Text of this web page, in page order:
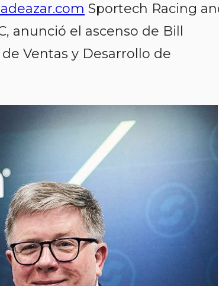
Sportech Racing
anunció el ascenso de Bill
Ventas y Desarrollo de